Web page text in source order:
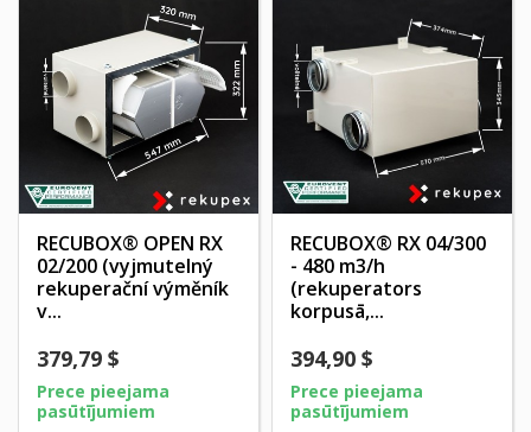
RECUBOX® OPEN RX
02/200 (vyjmutelný
rekuperační výměník
v...
379,79 $
Prece pieejama
pasūtījumiem
RECUBOX® RX 04/300
- 480 m3/h
(rekuperators
korpusā,...
394,90 $
Prece pieejama
pasūtījumiem